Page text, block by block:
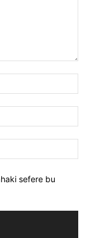
sefere bu